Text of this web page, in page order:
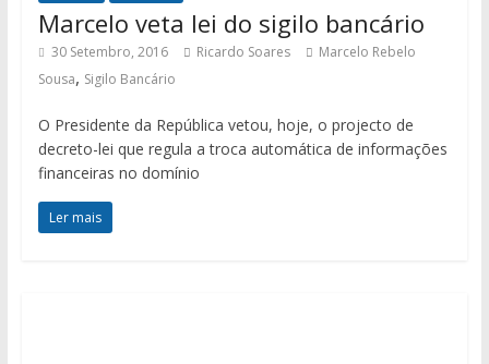
Marcelo veta lei do sigilo bancário
30 Setembro, 2016 Ricardo Soares
Marcelo Rebelo
Sousa, Sigilo Bancário
O Presidente da República vetou, hoje, o projecto de
decreto-lei que regula a troca automática de informações
financeiras no domínio
Ler mais